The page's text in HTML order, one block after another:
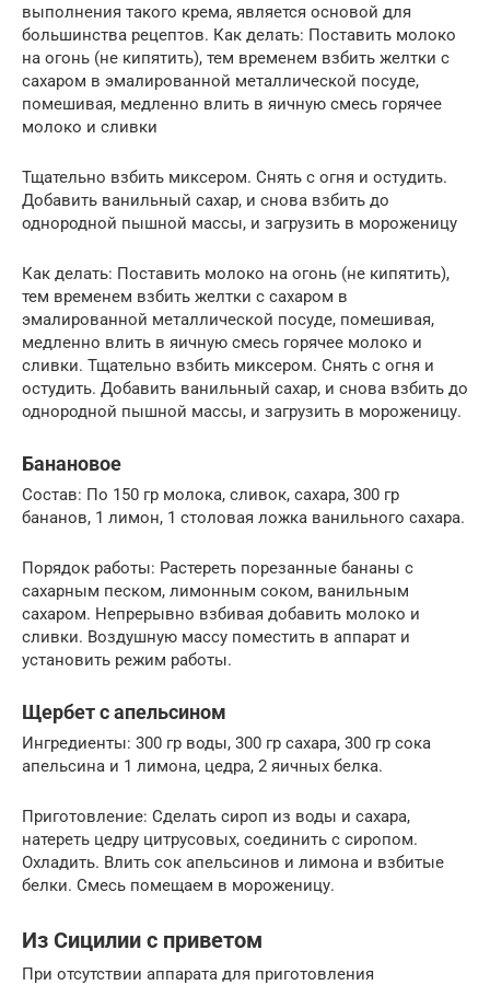
выполнения такого крема, является основой для
большинства рецептов. Как делать: Поставить молоко
на огонь (не кипятить), тем временем взбить желтки с
сахаром в эмалированной металлической посуде,
помешивая, медленно влить в яичную смесь горячее
молоко и сливки
Тщательно взбить миксером. Снять с огня и остудить.
Добавить ванильный сахар, и снова взбить до
однородной пышной массы, и загрузить в мороженицу
Как делать: Поставить молоко на огонь (не кипятить),
тем временем взбить желтки с сахаром в
эмалированной металлической посуде, помешивая,
медленно влить в яичную смесь горячее молоко и
сливки. Тщательно взбить миксером. Снять с огня и
остудить. Добавить ванильный сахар, и снова взбить до
однородной пышной массы, и загрузить в мороженицу.
Банановое
Состав: По 150 гр молока, сливок, сахара, 300 гр
бананов, 1 лимон, 1 столовая ложка ванильного сахара.
Порядок работы: Растереть порезанные бананы с
сахарным песком, лимонным соком, ванильным
сахаром. Непрерывно взбивая добавить молоко и
сливки. Воздушную массу поместить в аппарат и
установить режим работы.
Щербет с апельсином
Ингредиенты: 300 гр воды, 300 гр сахара, 300 гр сока
апельсина и 1 лимона, цедра, 2 яичных белка.
Приготовление: Сделать сироп из воды и сахара,
натереть цедру цитрусовых, соединить с сиропом.
Охладить. Влить сок апельсинов и лимона и взбитые
белки. Смесь помещаем в мороженицу.
Из Сицилии с приветом
При отсутствии аппарата для приготовления